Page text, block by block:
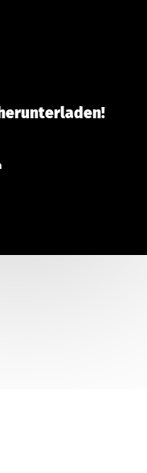
herunterladen!